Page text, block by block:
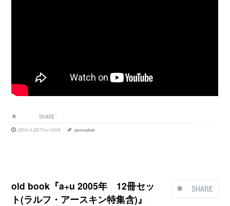
SHARE
2014.11.20 Thu 13:59 permalink
SHARE
old book『a+u 2005年 12冊セッ
ト(ラルフ・アースキン特集含)』